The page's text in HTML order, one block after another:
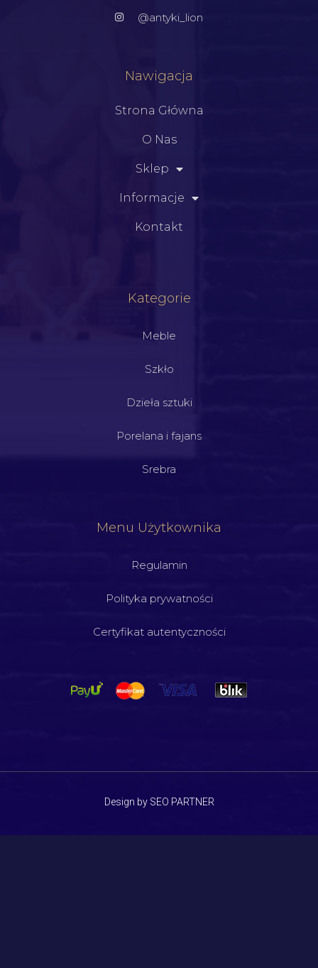
@antyki_lion
Nawigacja
Strona Główna
O Nas
Sklep
Informacje
Kontakt
Kategorie
Meble
Szkło
Dzieła sztuki
Porelana i fajans
Srebra
Menu Użytkownika
Regulamin
Polityka prywatności
Certyfikat autentyczności
Design by SEO PARTNER